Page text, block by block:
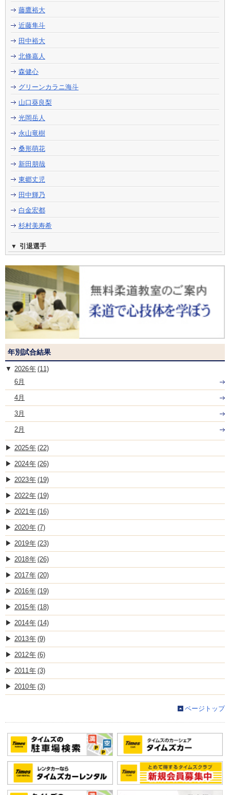
藤鷹裕大
近藤隼斗
田中裕大
北條嘉人
森健心
グリーンカラニ海斗
山口葵良梨
光岡岳人
永山竜樹
桑形萌花
新田朋哉
東郷丈児
田中輝乃
白金宏都
杉村美寿希
引退選手
年別試合結果
2026
(11)
6月
4月
3月
2月
2025 (22)
2024 (26)
2023 (19)
2022 (19)
2021 (16)
2020 (7)
2019 (23)
2018 (26)
2017 (20)
2016 (19)
2015 (18)
2014 (14)
2013 (9)
2012 (6)
2011 (3)
2010 (3)
ページトップ